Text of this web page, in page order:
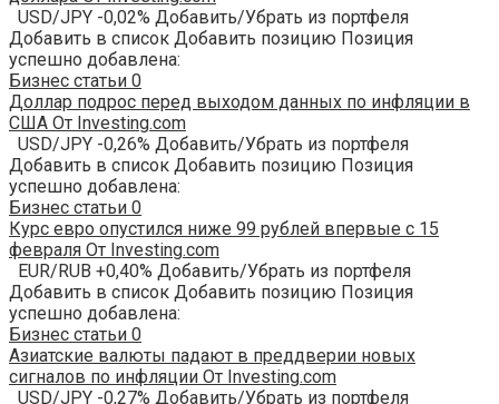
USD/JPY -0,02% Добавить/Убрать из портфеля
Добавить в список Добавить позицию Позиция
успешно добавлена:
Бизнес статьи 0
Доллар подрос перед выходом данных по инфляции в
США От Investing.com
USD/JPY -0,26% Добавить/Убрать из портфеля
Добавить в список Добавить позицию Позиция
успешно добавлена:
Бизнес статьи 0
Курс евро опустился ниже 99 рублей впервые с 15
февраля От Investing.com
EUR/RUB +0,40% Добавить/Убрать из портфеля
Добавить в список Добавить позицию Позиция
успешно добавлена:
Бизнес статьи 0
Азиатские валюты падают в преддверии новых
сигналов по инфляции От Investing.com
USD/JPY -0,27% Добавить/Убрать из портфеля